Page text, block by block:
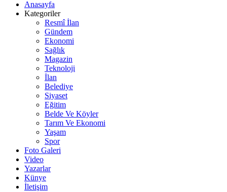
Anasayfa
Kategoriler
Resmî İlan
Gündem
Ekonomi
Sağlık
Magazin
Teknoloji
İlan
Belediye
Siyaset
Eğitim
Belde Ve Köyler
Tarım Ve Ekonomi
Yaşam
Spor
Foto Galeri
Video
Yazarlar
Künye
İletişim